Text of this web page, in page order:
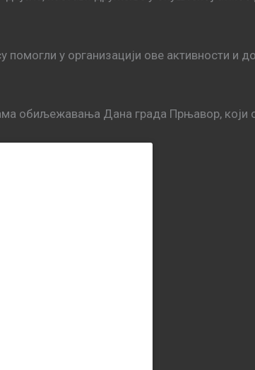
помогли у организацији ове активности и
обиљежавања Дана града Прњавор, који